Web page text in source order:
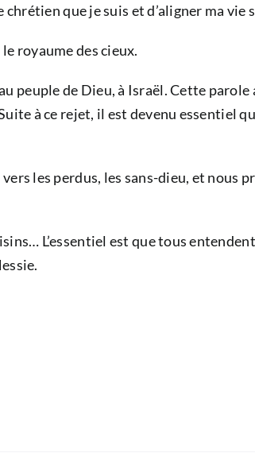
que je suis et d’aligner ma
royaume des cieux.
peuple de Dieu, à Israël. Cette
à ce rejet, il est devenu essentiel
les perdus, les sans-dieu, et nous
L’essentiel est que tous